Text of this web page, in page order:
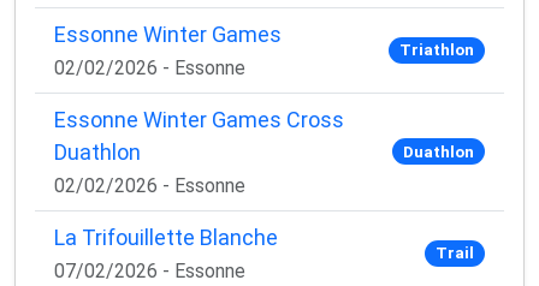
✅ Descodes promo et bons planspartenaires
1 email / mois. Zéro spam. 100 % utile.
Oui, je veux progresser 💪
Aucun spam, vous pouvez vous désinscrire à tout
Essonne Winter Games
02/02/2026 - Essonne
Triathlon
Essonne Winter Games Cross
Duathlon
02/02/2026 - Essonne
Duathlon
La Trifouillette Blanche
07/02/2026 - Essonne
Trail